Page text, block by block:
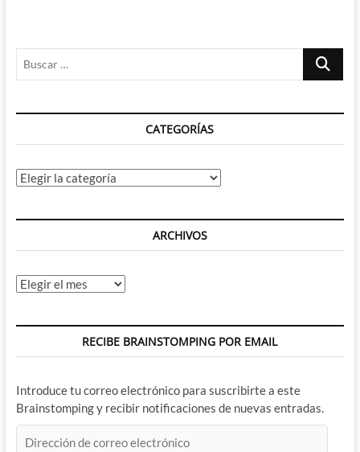
Buscar
CATEGORÍAS
Categorías
ARCHIVOS
Archivos
RECIBE BRAINSTOMPING POR EMAIL
Introduce tu correo electrónico para suscribirte a este
Brainstomping y recibir notificaciones de nuevas entradas.